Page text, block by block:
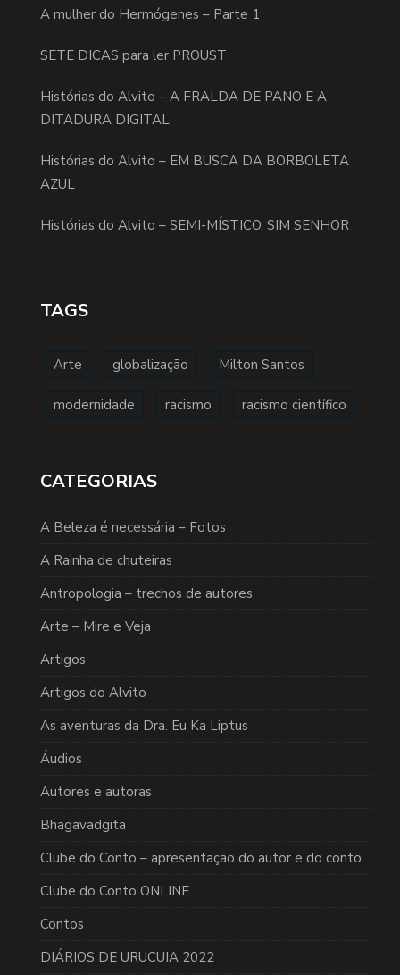
A mulher do Hermógenes – Parte 1
SETE DICAS para ler PROUST
Histórias do Alvito – A FRALDA DE PANO E A
DITADURA DIGITAL
Histórias do Alvito – EM BUSCA DA BORBOLETA
AZUL
Histórias do Alvito – SEMI-MÍSTICO, SIM SENHOR
TAGS
Arte globalização Milton Santos
modernidade racismo racismo científico
CATEGORIAS
A Beleza é necessária – Fotos
A Rainha de chuteiras
Antropologia – trechos de autores
Arte – Mire e Veja
Artigos
Artigos do Alvito
As aventuras da Dra. Eu Ka Liptus
Áudios
Autores e autoras
Bhagavadgita
Clube do Conto – apresentação do autor e do conto
Clube do Conto ONLINE
Contos
DIÁRIOS DE URUCUIA 2022